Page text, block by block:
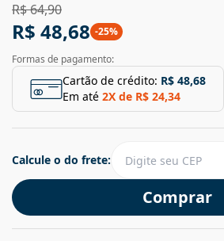
R$ 64,90
R$ 48,68 -25%
Formas de pagamento:
Cartão de crédito: R$ 48,68
Em até 2X de R$ 24,34
Comprar
Calcule o do frete: